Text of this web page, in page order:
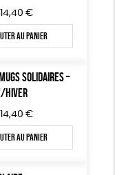
Le
14,40 €Le
prix
actuel
14,40€.
au panier
SOLIDAIRES –
HIVER
Le
14,40 €Le
prix
actuel
au panier